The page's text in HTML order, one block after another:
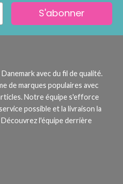
S'abonner
avec du fil de qualité.
de marques populaires avec
Notre équipe s'efforce
possible et la livraison la
l'équipe derrière